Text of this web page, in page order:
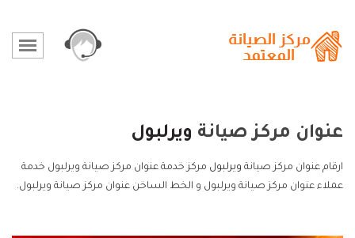
عنوان مركز صيانة ويرلبول
ارقام عنوان مركز صيانة ويرلبول مركز خدمة عنوان مركز صيانة ويرلبول خدمة
عملاء عنوان مركز صيانة ويرلبول و الخط الساخن عنوان مركز صيانة ويرلبول.